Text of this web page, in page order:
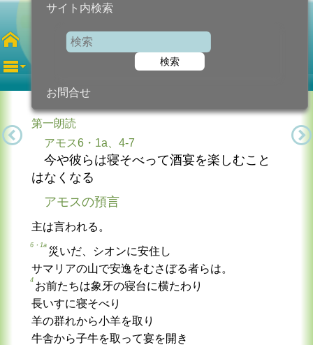
サイト内検索
検索
お問合せ
第26主日
第一朗読
アモス6・1a、4-7
今や彼らは寝そべって酒宴を楽しむこと
はなくなる
アモスの預言
主は言われる。
6・1a
災いだ、シオンに安住し
サマリアの山で安逸をむさぼる者らは。
4
お前たちは象牙の寝台に横たわり
長いすに寝そべり
羊の群れから小羊を取り
牛舎から子牛を取って宴を開き